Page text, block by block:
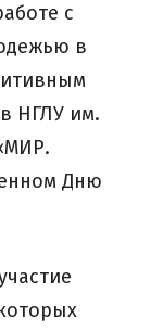
с
в
НГЛУ им.
Дню